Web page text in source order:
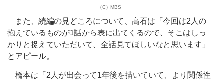
（C）MBS
また、続編の見どころについて、高石は「今回は2人の
抱えているものが1話から表に出てくるので、そこはしっ
かりと捉えていただいて、全話見てほしいなと思います」
とアピール。
橋本は「2人が出会って1年後を描いていて、より関係性